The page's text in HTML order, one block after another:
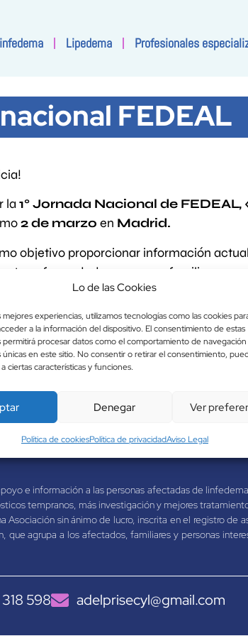
Lo de las Cookies
mejores experiencias, utilizamos tecnologías como las cookies
a la información del dispositivo. El consentimiento de estas
permitirá procesar datos como el comportamiento de navegación
en este sitio. No consentir o retirar el consentimiento,
ciertas características y funciones.
Denegar Ver
Política de cookiesPolítica de privacidadAviso Legal
Lipedema Profesionales
FEDEAL
la 1° Jornada Nacional de
2 de marzo en Madrid.
objetivo proporcionar información
enfermedad como a sus familiares y
expertos profesionales en el campo
conservadores y quirúrgicos,
escuchados.
e información a las personas afectadas de
tempranos, más investigación y mejores
Asociación sin ánimo de lucro, inscrita en el registro de
que agrupa a los afectados, familiares y personas
598 adelprisecyl@gmail.com